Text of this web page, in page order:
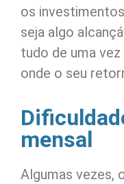
os
seja algo
tudo de uma
onde o seu
mensal
Algumas vezes,